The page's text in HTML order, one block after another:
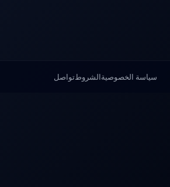
سياسة الخصوصيةالشروطتواصل